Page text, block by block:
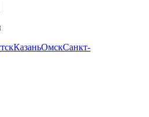
КазаньОмскСанкт-